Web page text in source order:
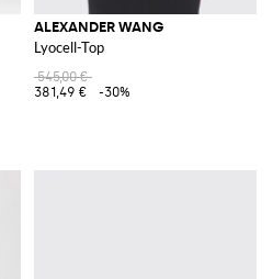
ALEXANDER WANG
Lyocell-Top
545,00 €
381,49 €
-30%